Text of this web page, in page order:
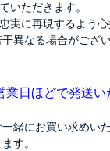
いただきます。
実に再現するよう
異なる場合がござい
日ほどで発送い
緒にお買い求めい
す。